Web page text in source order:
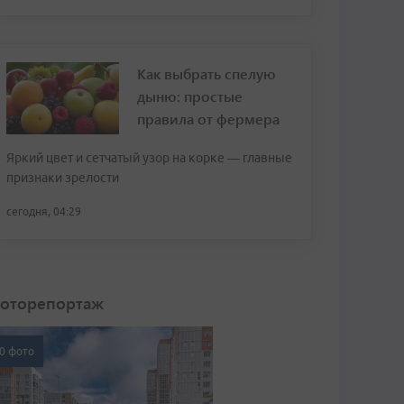
Как выбрать спелую
дыню: простые
правила от фермера
Яркий цвет и сетчатый узор на корке — главные
признаки зрелости
сегодня, 04:29
фото